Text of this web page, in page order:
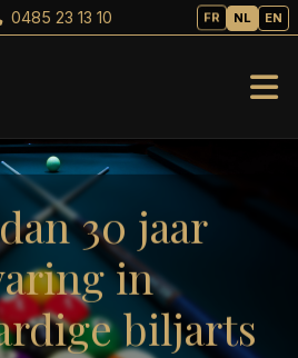
0485 23 13 10 FR NL EN
30 jaar
in
biljarts